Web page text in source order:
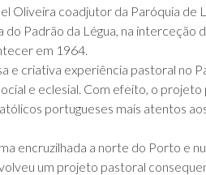
coadjutor da Paróquia de
Padrão da Légua, na interceção
em 1964.
e criativa experiência pastoral no
e eclesial. Com efeito, o
portugueses mais atentos
encruzilhada a norte do Porto e
um projeto pastoral